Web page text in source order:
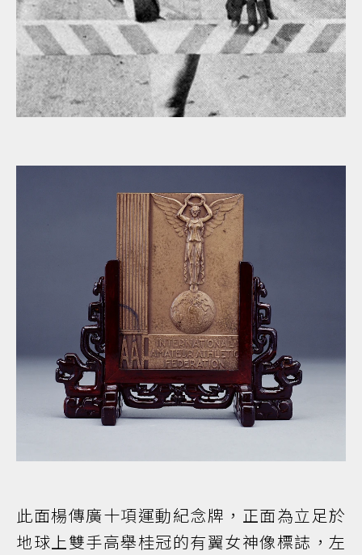
此面楊傳廣十項運動紀念牌，正面為立足於
地球上雙手高舉桂冠的有翼女神像標誌，左